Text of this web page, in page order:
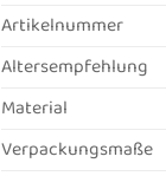
Artikelnummer
Altersempfehlung
Material
Verpackungsmaße